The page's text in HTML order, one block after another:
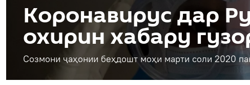
Коронавирус дар
охирин хабару
Созмони ҷаҳонии беҳдошт моҳи марти соли 2020